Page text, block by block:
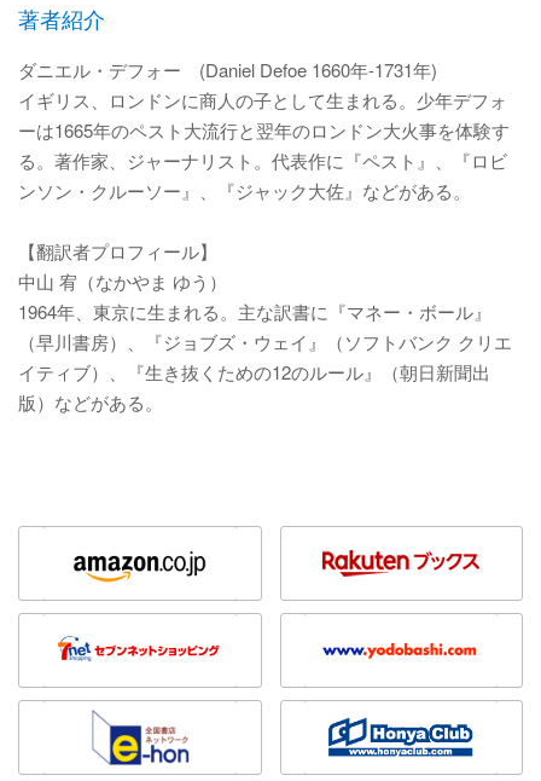
著者紹介
ダニエル・デフォー (Daniel Defoe 1660年-1731年)
イギリス、ロンドンに商人の子として生まれる。少年デフォ
ーは1665年のペスト大流行と翌年のロンドン大火事を体験す
る。著作家、ジャーナリスト。代表作に『ペスト』、『ロビ
ンソン・クルーソー』、『ジャック大佐』などがある。
【翻訳者プロフィール】
中山 宥（なかやま ゆう）
1964年、東京に生まれる。主な訳書に『マネー・ボール』
（早川書房）、『ジョブズ・ウェイ』（ソフトバンク クリエ
イティブ）、『生き抜くための12のルール』（朝日新聞出
版）などがある。